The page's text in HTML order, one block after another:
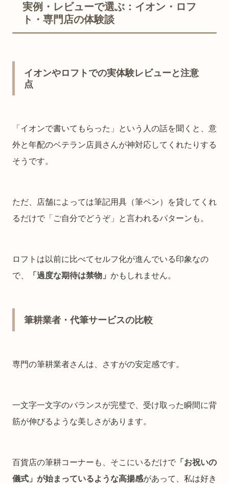
実例・レビューで選ぶ：イオン・ロフ
ト・専門店の体験談
イオンやロフトでの実体験レビューと注意
点
「イオンで書いてもらった」という人の話を聞くと、意
外と年配のベテラン店員さんが神対応してくれたりする
そうです。
ただ、店舗によっては筆記用具（筆ペン）を貸してくれ
るだけで「ご自分でどうぞ」と言われるパターンも。
ロフトは以前に比べてセルフ化が進んでいる印象なの
で、
「過度な期待は禁物」 かもしれません。
筆耕業者・代筆サービスの比較
専門の筆耕業者さんは、さすがの安定感です。
一文字一文字のバランスが完璧で、受け取った瞬間に背
筋が伸びるような美しさがあります。
百貨店の筆耕コーナーも、そこにいるだけで 「お祝いの
儀式」が始まっているような高揚感があって、私は好き